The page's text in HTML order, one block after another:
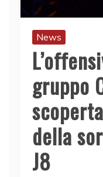
News
gruppo
della
J8